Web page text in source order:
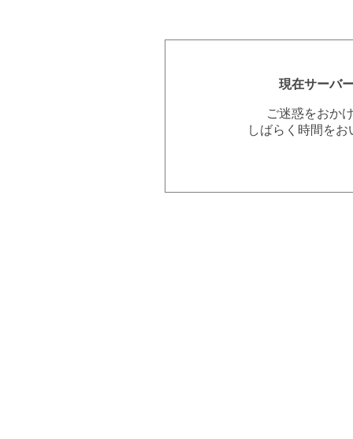
現在サーバ
ご迷惑をおか
しばらく時間を